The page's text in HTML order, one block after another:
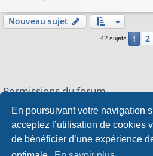
En poursuivant votre navigation
acceptez l’utilisation de cookies
de bénéficier d’une expérience
Nouveau sujet
42 sujets 1 2
Permissions du forum
Vousne pouvez pasrépondre aux sujets dans ce
Vousne pouvez pasmodifier vos messages dans
Vousne pouvez passupprimer vos messages
Vousne pouvez pastransférer de pièces jointes